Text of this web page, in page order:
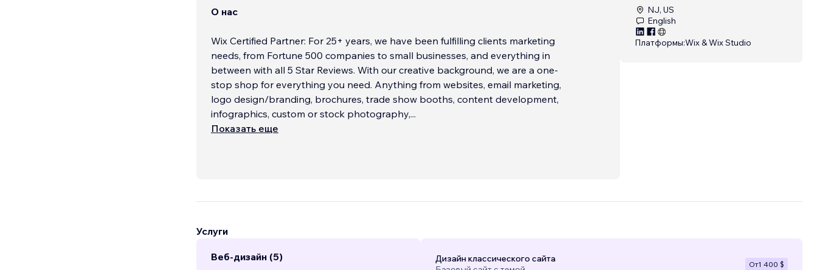
О нас
Wix Certified Partner: For 25+ years, we have been fulfilling clients marketing
needs, from Fortune 500 companies to small businesses, and everything in
between with all 5 Star Reviews. With our creative background, we are a one-
stop shop for everything you need. Anything from websites, email marketing,
logo design/branding, brochures, trade show booths, content development,
infographics, custom or stock photography,...
Показать еще
NJ, US
English
Платформы:Wix & Wix Studio
Услуги
Веб-дизайн (5)
Дизайн классического сайта
От1 400 $